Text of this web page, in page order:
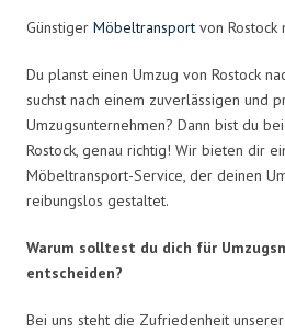
Günstiger Möbeltransport von Rostock
Du planst einen Umzug von Rostock
suchst nach einem zuverlässigen und
Umzugsunternehmen? Dann bist du
Rostock, genau richtig! Wir bieten dir
Möbeltransport-Service, der deinen
reibungslos gestaltet.
Warum solltest du dich für
entscheiden?
Bei uns steht die Zufriedenheit